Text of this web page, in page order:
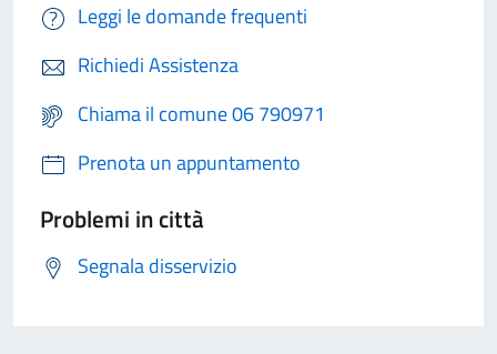
Leggi le domande frequenti
Richiedi Assistenza
Chiama il comune 06 790971
Prenota un appuntamento
Problemi in città
Segnala disservizio